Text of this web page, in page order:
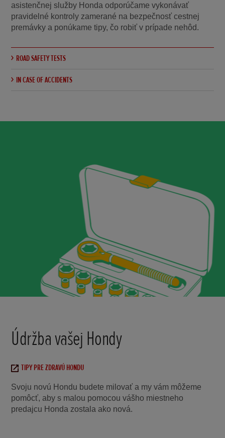
asistenčnej služby Honda odporúčame vykonávať
pravidelné kontroly zamerané na bezpečnosť cestnej
premávky a ponúkame tipy, čo robiť v prípade nehôd.
ROAD SAFETY TESTS
IN CASE OF ACCIDENTS
Údržba vašej Hondy
TIPY PRE ZDRAVÚ HONDU
Svoju novú Hondu budete milovať a my vám môžeme
pomôcť, aby s malou pomocou vášho miestneho
predajcu Honda zostala ako nová.